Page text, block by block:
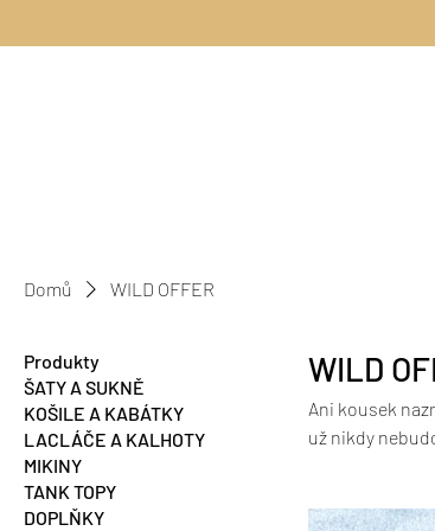
Domů WILD OFFER
Produkty
ŠATY A SUKNĚ
KOŠILE A KABÁTKY
LACLÁČE A KALHOTY
MIKINY
TANK TOPY
DOPLŇKY
WILD
Ani kousek
už nikdy